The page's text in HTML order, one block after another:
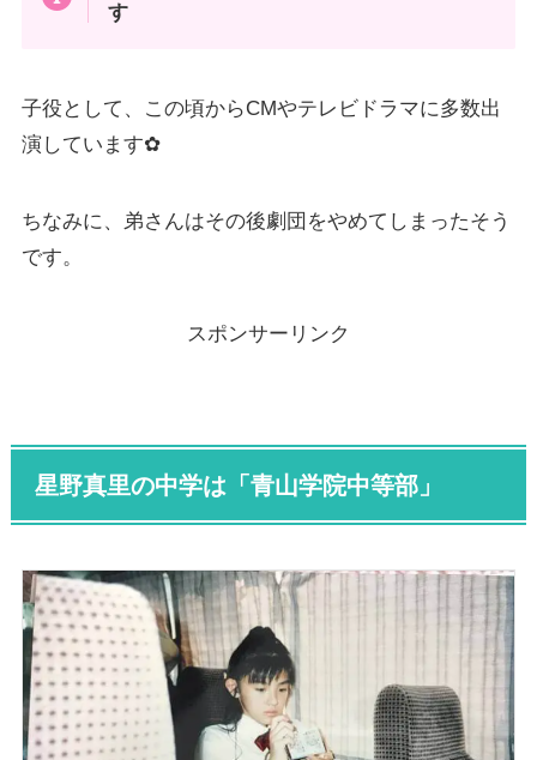
す
子役として、この頃からCMやテレビドラマに多数出
演しています✿
ちなみに、弟さんはその後劇団をやめてしまったそう
です。
スポンサーリンク
星野真里の中学は「青山学院中等部 」